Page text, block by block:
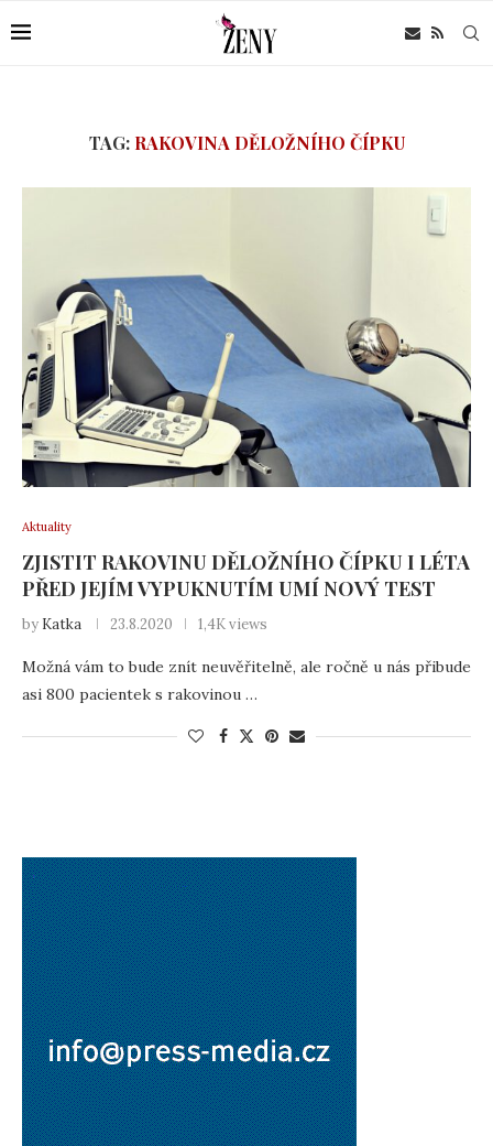
TAG: RAKOVINA DĚLOŽNÍHO ČÍPKU
Aktuality
ZJISTIT RAKOVINU DĚLOŽNÍHO ČÍPKU I LÉTA
PŘED JEJÍM VYPUKNUTÍM UMÍ NOVÝ TEST
by Katka 23.8.2020 1,4K views
Možná vám to bude znít neuvěřitelně, ale ročně u nás přibude
asi 800 pacientek s rakovinou …